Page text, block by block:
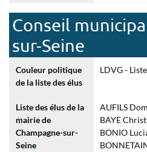
Conseil
sur-Seine
Couleur politique
de la liste des élus
LDVG -
Liste des élus de la
mairie de
Champagne-sur-
Seine
AUFILS
BAYE
BONIO